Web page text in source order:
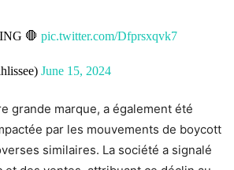
🛑 pic.twitter.com/Dfprsxqvk7
June 15, 2024
grande marque, a également été
par les mouvements de boycott
similaires. La société a signalé